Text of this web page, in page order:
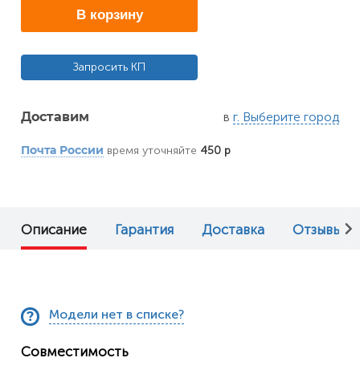
В корзину
Запросить КП
Доставим в г. Выберите город
Почта России время уточняйте 450 р
Описание Гарантия Доставка Отзывы (0)
Модели нет в списке?
Совместимость